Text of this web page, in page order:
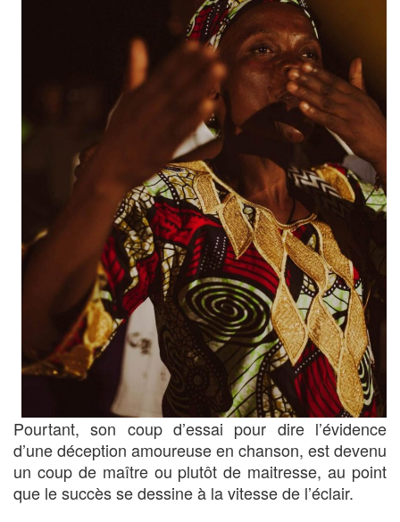
Pourtant, son coup d’essai pour dire l’évidence
d’une déception amoureuse en chanson, est devenu
un coup de maître ou plutôt de maitresse, au point
que le succès se dessine à la vitesse de l’éclair.